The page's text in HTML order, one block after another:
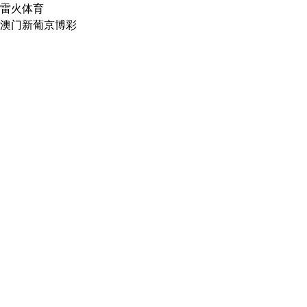
雷火体育
澳门新葡京博彩